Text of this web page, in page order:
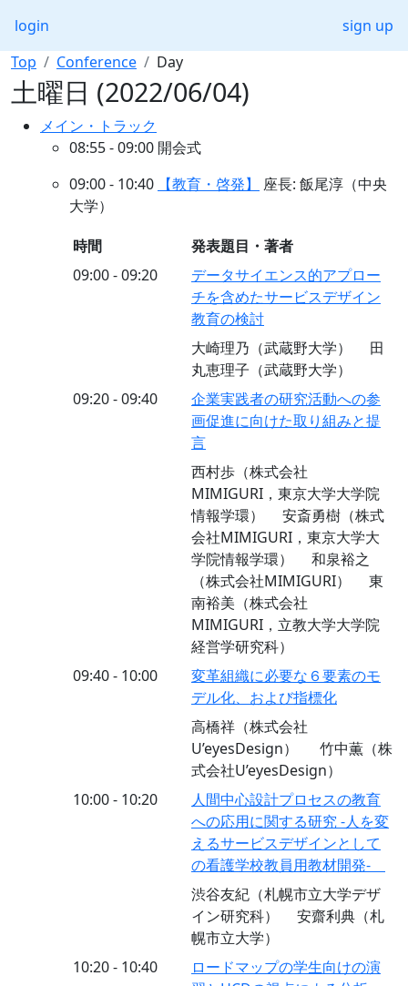
login
sign up
Top
Conference Day
土曜日 (2022/06/04)
メイン・トラック
08:55 - 09:00 開会式
09:00 - 10:40
【教育・啓発】
座長: 飯尾淳（中央
大学）
時間
発表題目・著者
09:00 - 09:20
データサイエンス的アプロー
チを含めたサービスデザイン
教育の検討
大崎理乃（武蔵野大学） 田
丸恵理子（武蔵野大学）
09:20 - 09:40
企業実践者の研究活動への参
画促進に向けた取り組みと提
言
西村歩（株式会社
MIMIGURI，東京大学大学院
情報学環） 安斎勇樹（株式
会社MIMIGURI，東京大学大
学院情報学環） 和泉裕之
（株式会社MIMIGURI） 東
南裕美（株式会社
MIMIGURI，立教大学大学院
経営学研究科）
09:40 - 10:00
変革組織に必要な６要素のモ
デル化、および指標化
高橋祥（株式会社
U’eyesDesign） 竹中薫（株
式会社U’eyesDesign）
10:00 - 10:20
人間中心設計プロセスの教育
への応用に関する研究 -人を変
えるサービスデザインとして
の看護学校教員用教材開発-
渋谷友紀（札幌市立大学デザ
イン研究科） 安齋利典（札
幌市立大学）
10:20 - 10:40
ロードマップの学生向けの演